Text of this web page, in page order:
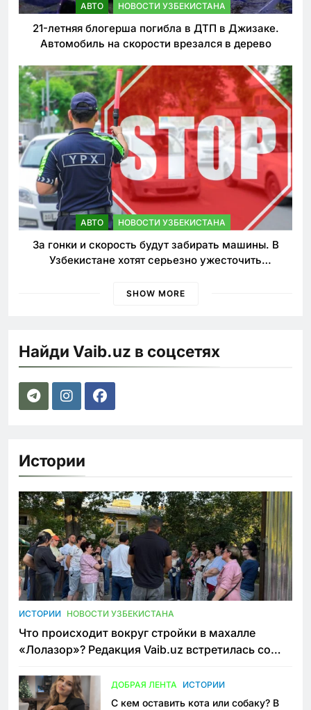
АВТО НОВОСТИ УЗБЕКИСТАНА
21-летняя блогерша погибла в ДТП в Джизаке.
Автомобиль на скорости врезался в дерево
АВТО НОВОСТИ УЗБЕКИСТАНА
За гонки и скорость будут забирать машины. В
Узбекистане хотят серьезно ужесточить
SHOW MORE
Найди Vaib.uz в соцсетях
Истории
ИСТОРИИ НОВОСТИ УЗБЕКИСТАНА
Что происходит вокруг стройки в махалле
«Лолазор»? Редакция Vaib.uz встретилась со
ДОБРАЯ ЛЕНТА ИСТОРИИ
С кем оставить кота или собаку? В